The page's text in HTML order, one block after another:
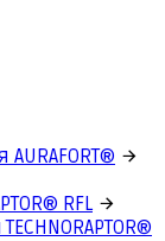
RFL